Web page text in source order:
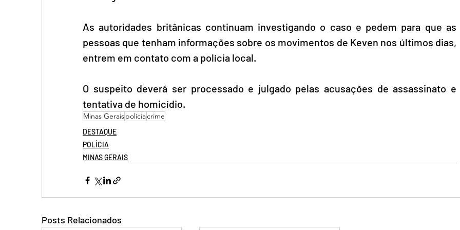
As autoridades britânicas continuam investigando o caso e pedem para que as
pessoas que tenham informações sobre os movimentos de Keven nos últimos dias,
entrem em contato com a polícia local.
O suspeito deverá ser processado e julgado pelas acusações de assassinato e
tentativa de homicídio.
Minas Geraispolíciacrime
DESTAQUE
POLÍCIA
MINAS GERAIS
Posts Relacionados